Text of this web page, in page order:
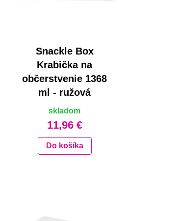
Snackle Box
Krabička na
občerstvenie 1368
ml - ružová
skladom
11,96 €
Do košíka